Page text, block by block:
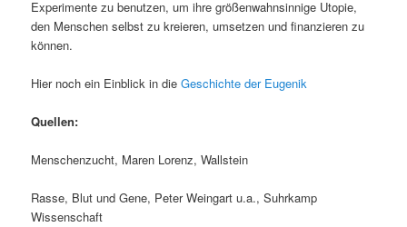
Experimente zu benutzen, um ihre größenwahnsinnige Utopie,
den Menschen selbst zu kreieren, umsetzen und finanzieren zu
können.
Hier noch ein Einblick in dieGeschichte der Eugenik
Quellen:
Menschenzucht, Maren Lorenz, Wallstein
Rasse, Blut und Gene, Peter Weingart u.a., Suhrkamp
Wissenschaft